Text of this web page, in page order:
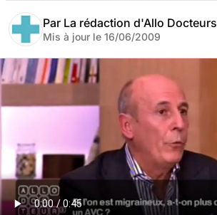
Par La rédaction d'Allo Docteurs
Mis à jour le 16/06/2009